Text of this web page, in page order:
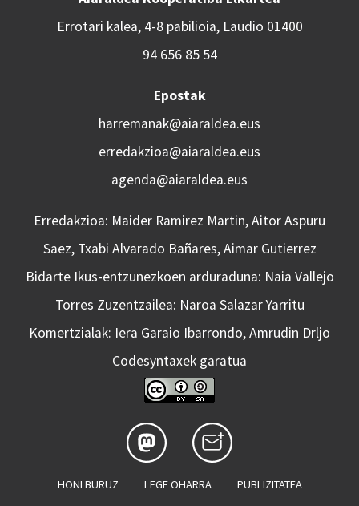
Errotari kalea, 4-8 pabilioia, Laudio 01400
94 656 85 54
Epostak
harremanak@aiaraldea.eus
erredakzioa@aiaraldea.eus
agenda@aiaraldea.eus
Erredakzioa: Maider Ramirez Martin, Aitor Aspuru
Saez, Txabi Alvarado Bañares, Aimar Gutierrez
Bidarte Ikus-entzunezkoen arduraduna: Naia Vallejo
Torres Zuzentzailea: Naroa Salazar Yarritu
Komertzialak: Iera Garaio Ibarrondo, Amrudin Drljo
Codesyntaxek garatua
HONI BURUZ LEGE OHARRA PUBLIZITATEA